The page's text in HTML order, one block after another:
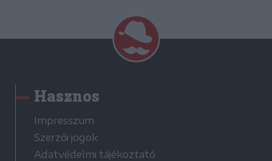
Hasznos
Impresszum
Szerzői jogok
Adatvédelmi tájékoztató